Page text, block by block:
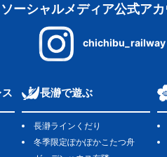
ソーシャルメディア公式アカ
chichibu_railway
長瀞で遊ぶ
長瀞ラインくだり
冬季限定ぽかぽかこたつ舟